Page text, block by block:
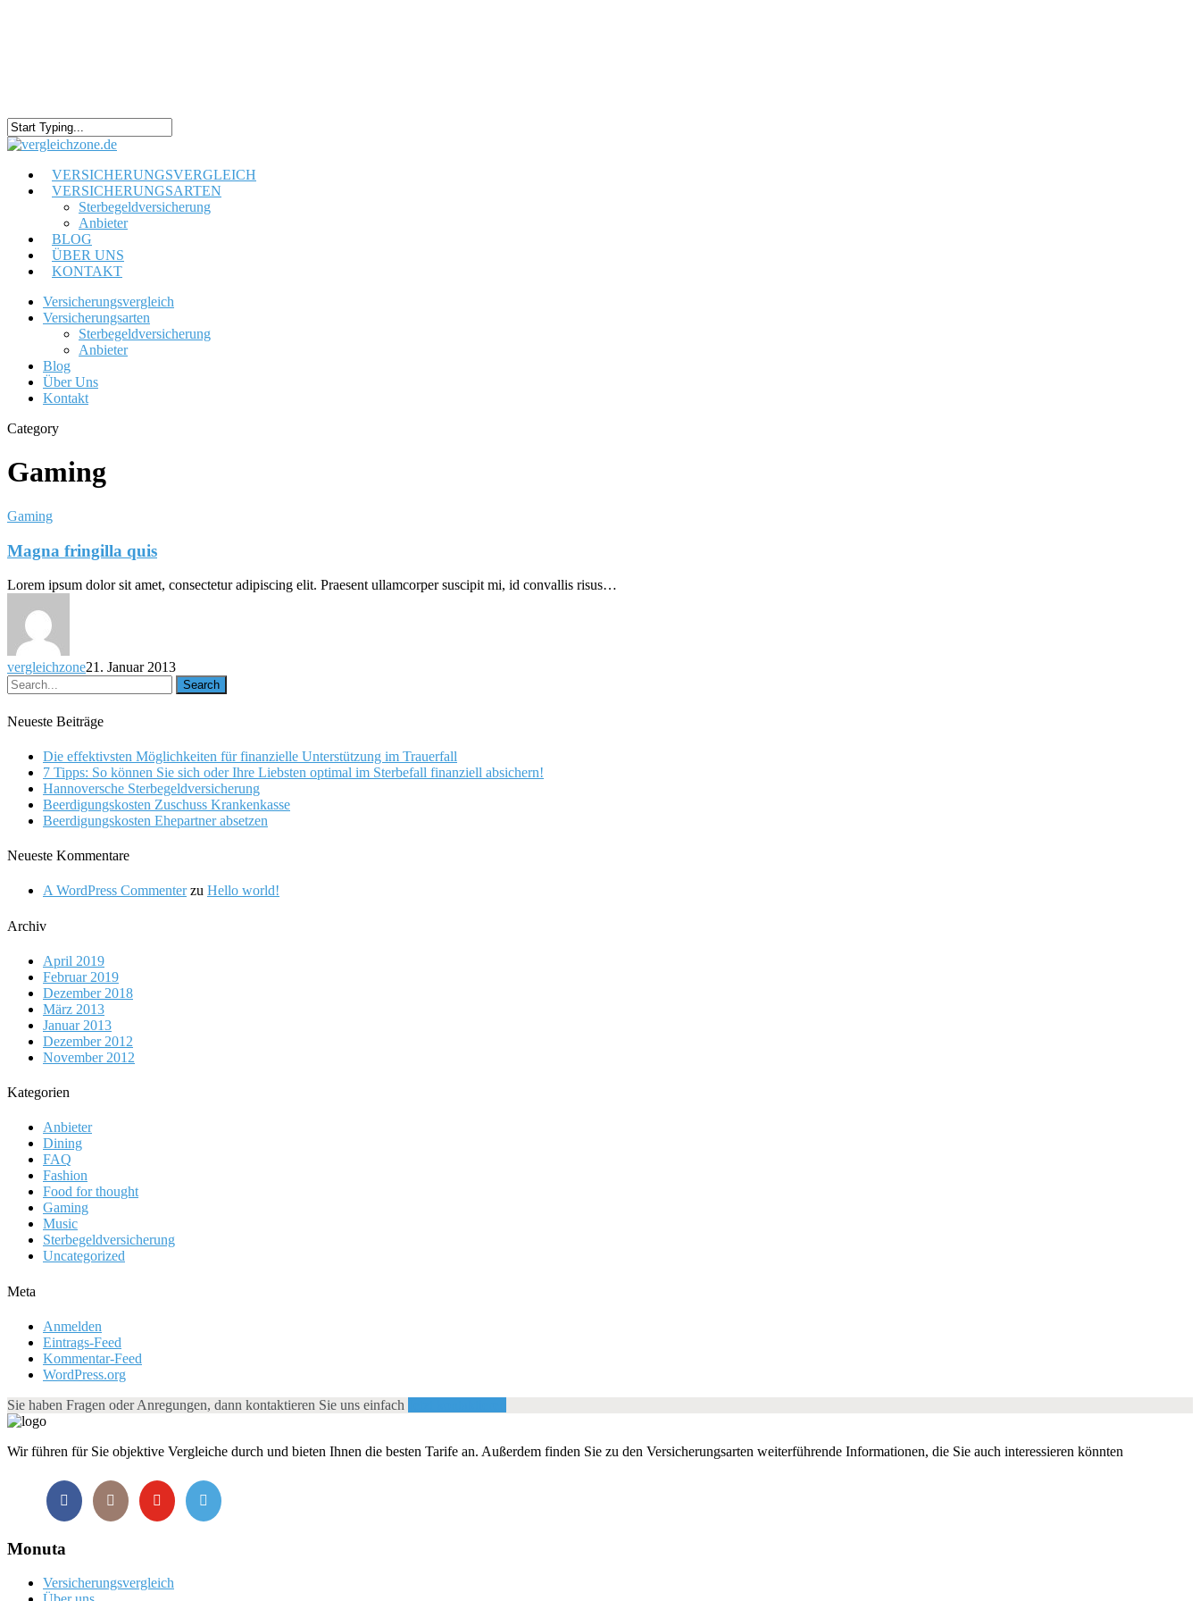
VERSICHERUNGSVERGLEICH
VERSICHERUNGSARTEN
Sterbegeldversicherung
Anbieter
BLOG
ÜBER UNS
KONTAKT
Versicherungsvergleich
Versicherungsarten
Sterbegeldversicherung
Anbieter
Blog
Über Uns
Kontakt
Category
Gaming
Gaming
Magna fringilla quis
Lorem ipsum dolor sit amet, consectetur adipiscing elit. Praesent ullamcorper suscipit mi, id convallis risus…
vergleichzone21. Januar 2013
Neueste Beiträge
Die effektivsten Möglichkeiten für finanzielle Unterstützung im Trauerfall
7 Tipps: So können Sie sich oder Ihre Liebsten optimal im Sterbefall finanziell absichern!
Hannoversche Sterbegeldversicherung
Beerdigungskosten Zuschuss Krankenkasse
Beerdigungskosten Ehepartner absetzen
Neueste Kommentare
A WordPress Commenterzu Hello world!
Archiv
April 2019
Februar 2019
Dezember 2018
März 2013
Januar 2013
Dezember 2012
November 2012
Kategorien
Anbieter
Dining
FAQ
Fashion
Food for thought
Gaming
Music
Sterbegeldversicherung
Uncategorized
Meta
Anmelden
Eintrags-Feed
Kommentar-Feed
WordPress.org
Sie haben Fragen oder Anregungen, dann kontaktieren Sie uns einfach
Wir führen für Sie objektive Vergleiche durch und bieten Ihnen die besten Tarife an. Außerdem finden Sie zu den Versicherungsarten weiterführende Informationen, die Sie auch interessieren könnten
Monuta
Versicherungsvergleich